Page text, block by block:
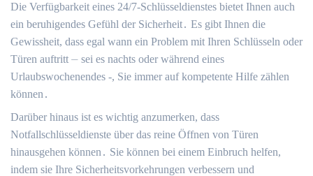
Die Verfügbarkeit eines 24/7-Schlüsseldienstes bietet Ihnen auch
ein beruhigendes Gefühl der Sicherheit․ Es gibt Ihnen die
Gewissheit, dass egal wann ein Problem mit Ihren Schlüsseln oder
Türen auftritt ⏤ sei es nachts oder während eines
Urlaubswochenendes -, Sie immer auf kompetente Hilfe zählen
können․
Darüber hinaus ist es wichtig anzumerken, dass
Notfallschlüsseldienste über das reine Öffnen von Türen
hinausgehen können․ Sie können bei einem Einbruch helfen,
indem sie Ihre Sicherheitsvorkehrungen verbessern und